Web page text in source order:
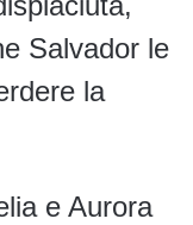
Salvador le
la
e Aurora